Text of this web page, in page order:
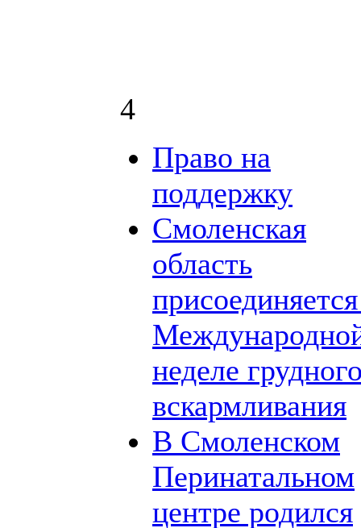
4
Право на
поддержку
Смоленская
область
неделе
вскармливания
В Смоленском
Перинатальном
центре родился